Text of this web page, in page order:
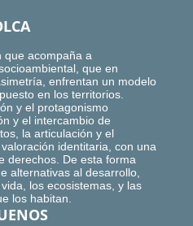
que acompaña a
que en
enfrentan un modelo
en los territorios.
y el protagonismo
y el intercambio de
la articulación y el
identitaria, con una
derechos. De esta forma
alternativas al desarrollo,
los ecosistemas, y las
los habitan.